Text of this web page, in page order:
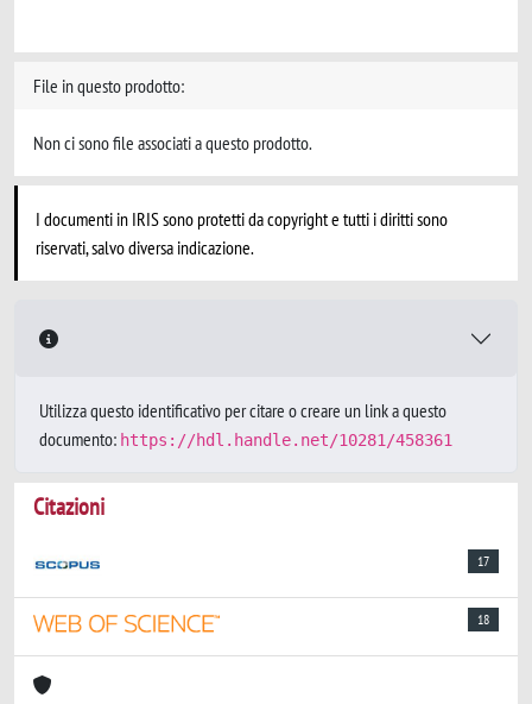
File in questo prodotto:
Non ci sono file associati a questo prodotto.
I documenti in IRIS sono protetti da copyright e tutti i diritti sono
riservati, salvo diversa indicazione.
Utilizza questo identificativo per citare o creare un link a questo
documento: https://hdl.handle.net/10281/458361
Citazioni
17
18